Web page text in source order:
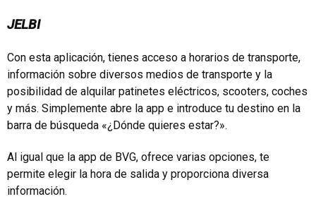
JELBI
Con esta aplicación, tienes acceso a horarios de transporte,
información sobre diversos medios de transporte y la
posibilidad de alquilar patinetes eléctricos, scooters, coches
y más. Simplemente abre la app e introduce tu destino en la
barra de búsqueda «¿Dónde quieres estar?».
Al igual que la app de BVG, ofrece varias opciones, te
permite elegir la hora de salida y proporciona diversa
información.